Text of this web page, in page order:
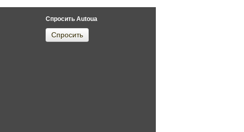
Спросить Autoua
Спросить